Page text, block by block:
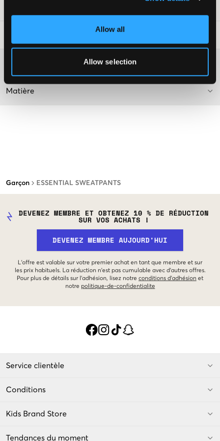
Allow all
Allow selection
Garçon ESSENTIAL SWEATPANTS
Plus d'informations sur les instructions de lavage
Matière
DEVENEZ MEMBRE ET OBTENEZ 10 % DE RÉDUCTION
SUR VOS ACHATS !
DEVENEZ MEMBRE AUJOURD'HUI
L'offre est valable sur votre premier achat en tant que membre et sur
les prix habituels. La réduction n'est pas cumulable avec d'autres offres.
Pour plus de détails sur l'adhésion, lisez notre conditions d'adhésion et
notre politique-de-confidentialite
Service clientèle
Conditions
Kids Brand Store
Tendances du moment